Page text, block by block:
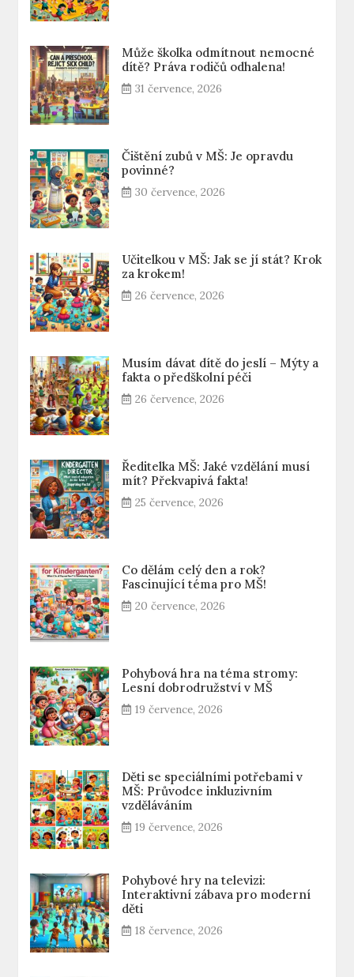
Může školka odmítnout nemocné
dítě? Práva rodičů odhalena!
31 července, 2026
Čištění zubů v MŠ: Je opravdu
povinné?
30 července, 2026
Učitelkou v MŠ: Jak se jí stát? Krok
za krokem!
26 července, 2026
Musím dávat dítě do jeslí – Mýty a
fakta o předškolní péči
26 července, 2026
Ředitelka MŠ: Jaké vzdělání musí
mít? Překvapivá fakta!
25 července, 2026
Co dělám celý den a rok?
Fascinující téma pro MŠ!
20 července, 2026
Pohybová hra na téma stromy:
Lesní dobrodružství v MŠ
19 července, 2026
Děti se speciálními potřebami v
MŠ: Průvodce inkluzivním
vzděláváním
19 července, 2026
Pohybové hry na televizi:
Interaktivní zábava pro moderní
děti
18 července, 2026